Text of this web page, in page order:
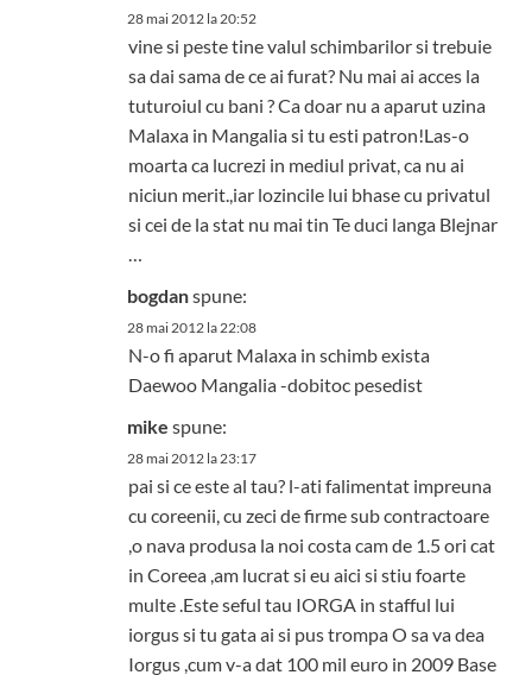
28 mai 2012 la 20:52
vine si peste tine valul schimbarilor si trebuie
sa dai sama de ce ai furat? Nu mai ai acces la
tuturoiul cu bani ? Ca doar nu a aparut uzina
Malaxa in Mangalia si tu esti patron!Las-o
moarta ca lucrezi in mediul privat, ca nu ai
niciun merit.,iar lozincile lui bhase cu privatul
si cei de la stat nu mai tin Te duci langa Blejnar
…
bogdanspune:
28 mai 2012 la 22:08
N-o fi aparut Malaxa in schimb exista
Daewoo Mangalia -dobitoc pesedist
mike spune:
28 mai 2012 la 23:17
pai si ce este al tau? l-ati falimentat impreuna
cu coreenii, cu zeci de firme sub contractoare
,o nava produsa la noi costa cam de 1.5 ori cat
in Coreea ,am lucrat si eu aici si stiu foarte
multe .Este seful tau IORGA in stafful lui
iorgus si tu gata ai si pus trompa O sa va dea
Iorgus ,cum v-a dat 100 mil euro in 2009 Base